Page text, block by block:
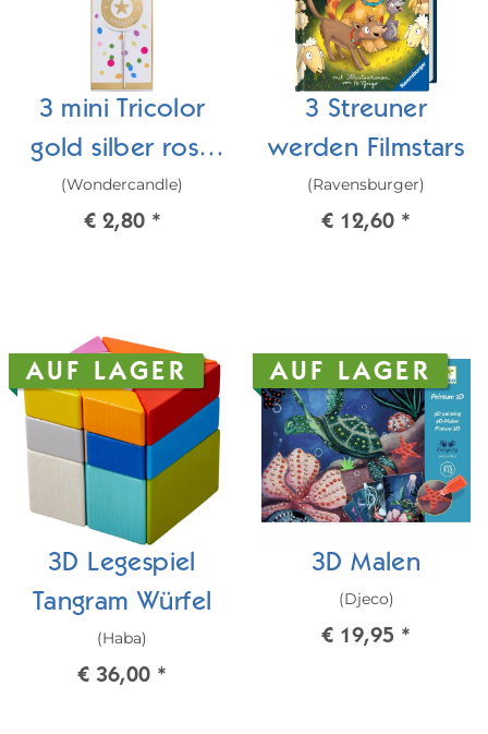
3 mini Tricolor
gold silber rosé
Wondercandle®
mini
(Wondercandle)
€ 2,80 *
3 Streuner
werden Filmstars
(Ravensburger)
€ 12,60 *
AUF LAGER
3D Legespiel
Tangram Würfel
(Haba)
€ 36,00 *
AUF LAGER
3D Malen
(Djeco)
€ 19,95 *